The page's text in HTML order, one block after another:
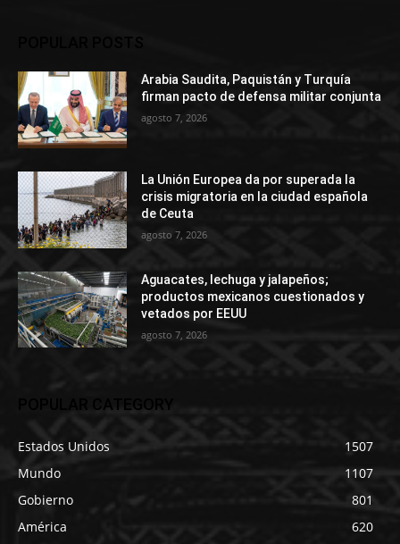
Arabia Saudita, Paquistán y Turquía
firman pacto de defensa militar conjunta
agosto 7, 2026
La Unión Europea da por superada la
crisis migratoria en la ciudad española
de Ceuta
agosto 7, 2026
Aguacates, lechuga y jalapeños;
productos mexicanos cuestionados y
vetados por EEUU
agosto 7, 2026
POPULAR CATEGORY
Estados Unidos
1507
Mundo
1107
Gobierno
801
América
620